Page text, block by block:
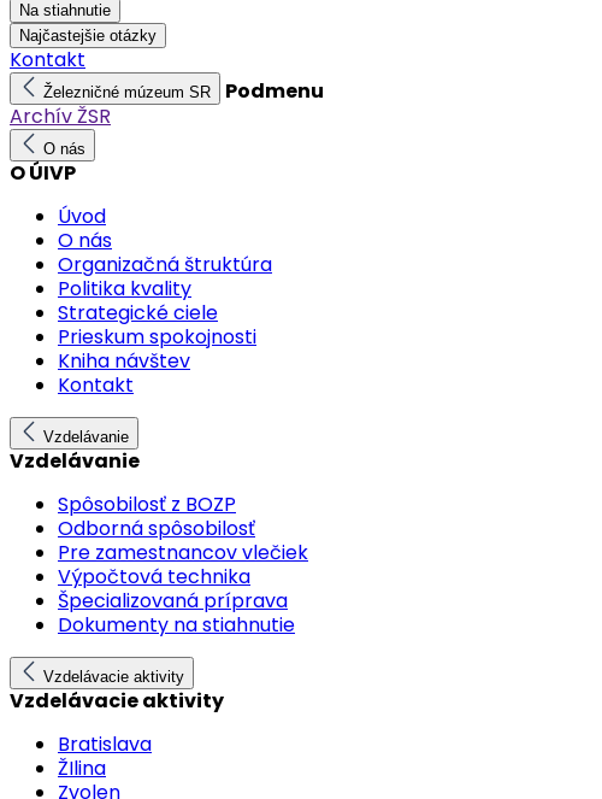
Na stiahnutie
Najčastejšie otázky
Kontakt
Železničné múzeum SR
Podmenu
Archív ŽSR
O nás
O ÚIVP
Úvod
O nás
Organizačná štruktúra
Politika kvality
Strategické ciele
Prieskum spokojnosti
Kniha návštev
Kontakt
Vzdelávanie
Vzdelávanie
Spôsobilosť z BOZP
Odborná spôsobilosť
Pre zamestnancov vlečiek
Výpočtová technika
Špecializovaná príprava
Dokumenty na stiahnutie
Vzdelávacie aktivity
Vzdelávacie aktivity
Bratislava
ŽIlina
Zvolen